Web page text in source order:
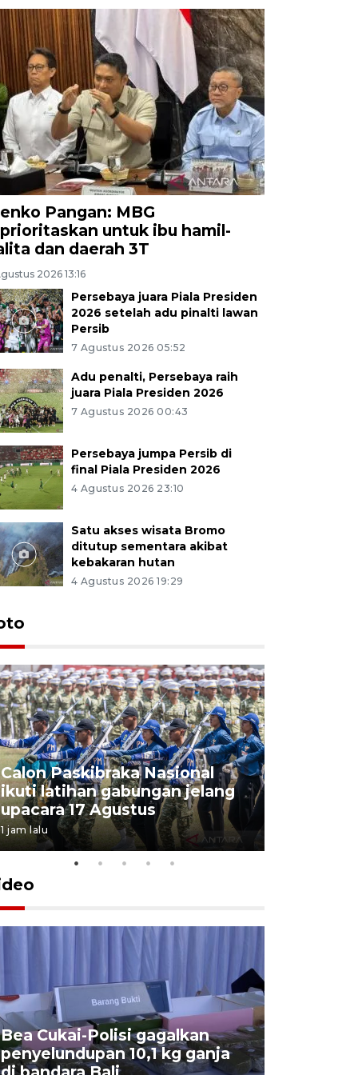
Pangan: MBG
untuk ibu hamil-
dan daerah 3T
2026 13:16
Persebaya juara Piala Presiden
2026 setelah adu pinalti lawan
Persib
7 Agustus 2026 05:52
Adu penalti, Persebaya raih
juara Piala Presiden 2026
7 Agustus 2026 00:43
Persebaya jumpa Persib di
final Piala Presiden 2026
4 Agustus 2026 23:10
Satu akses wisata Bromo
ditutup sementara akibat
kebakaran hutan
4 Agustus 2026 19:29
Calon Paskibraka Nasional
ikuti latihan gabungan jelang
upacara 17 Agustus
1 jam lalu
Bea Cukai-Polisi gagalkan
penyelundupan 10,1 kg ganja